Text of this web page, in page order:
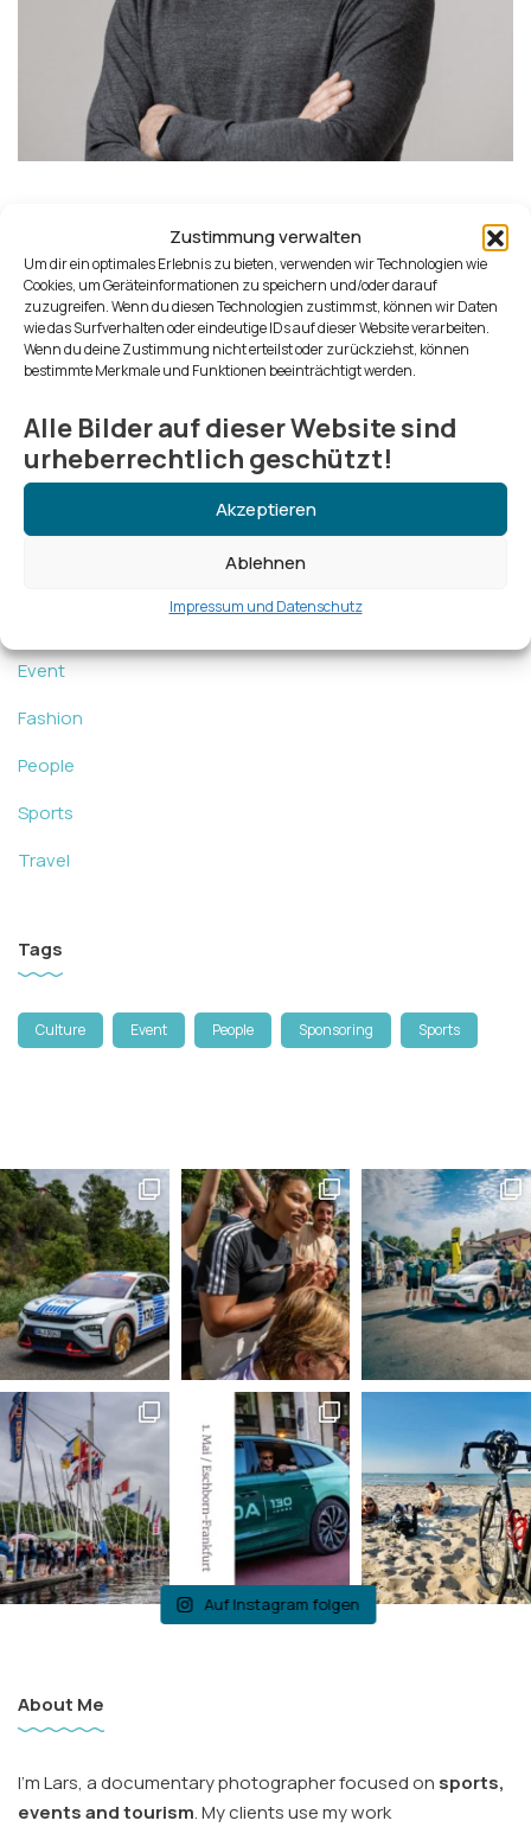
Zustimmung verwalten
Um dir ein optimales Erlebnis zu bieten, verwenden wir Technologien wie
Cookies, um Geräteinformationen zu speichern und/oder darauf
zuzugreifen. Wenn du diesen Technologien zustimmst, können wir Daten
wie das Surfverhalten oder eindeutige IDs auf dieser Website verarbeiten.
Wenn du deine Zustimmung nicht erteilst oder zurückziehst, können
bestimmte Merkmale und Funktionen beeinträchtigt werden.
Alle Bilder auf dieser Website sind
urheberrechtlich geschützt!
Akzeptieren
Ablehnen
Impressum und Datenschutz
authentic reportage, real moments, powerful
stories.
My work spans sports, events, tourism, and social
documentation – always close to the action, always with
Event
Fashion
People
Sports
Travel
Tags
Culture Event People Sponsoring Sports
Auf Instagram folgen
About Me
I’m Lars, a documentary photographer focused on sports,
events and tourism. My clients use my work